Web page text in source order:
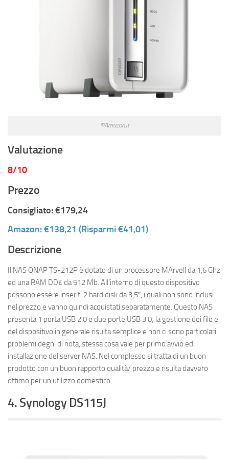
©Amazon.it
Valutazione
8/10
Prezzo
Consigliato: €179,24
Amazon: €138,21 (Risparmi €41,01)
Descrizione
Il NAS QNAP TS-212P è dotato di un processore MArvell da 1,6 Ghz
ed una RAM DD£ da 512 Mb. All’interno di questo dispositivo
possono essere inseriti 2 hard disk da 3,5″, i quali non sono inclusi
nel prezzo e vanno quindi acquistati separatamente. Questo NAS
presenta 1 porta USB 2.0 e due porte USB 3.0; la gestione dei file e
del dispositivo in generale risulta semplice e non ci sono particolari
problemi degni di nota, stessa cosa vale per primo avvio ed
installazione del server NAS. Nel complesso si tratta di un buon
prodotto con un buon rapporto qualità/ prezzo e risulta davvero
ottimo per un utilizzo domestico.
4. Synology DS115J